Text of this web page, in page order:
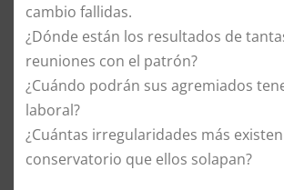
cambio fallidas.
¿Dónde están los resultados de
reuniones con el patrón?
¿Cuándo podrán sus agremiados
laboral?
¿Cuántas irregularidades más
conservatorio que ellos solapan?